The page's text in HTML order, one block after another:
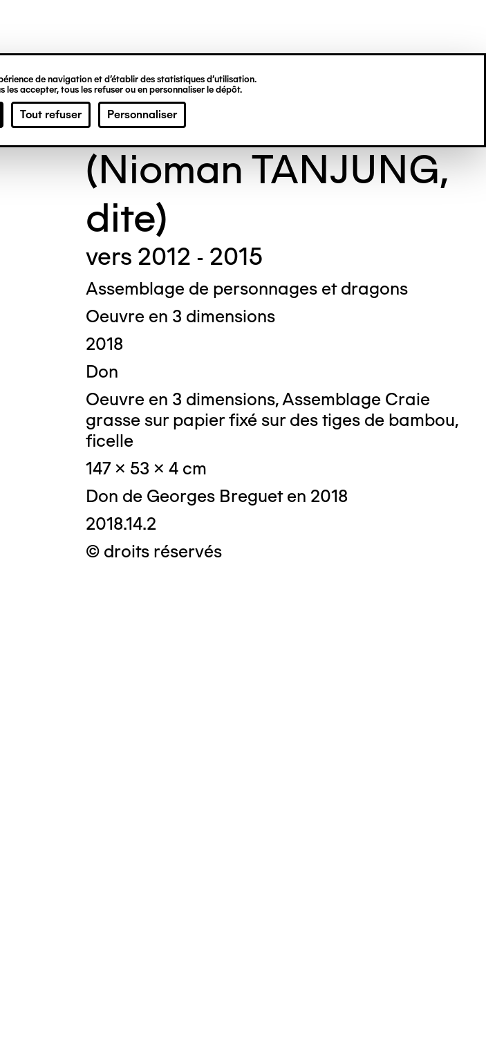
de navigation et d’établir des statistiques d’utilisation.
accepter, tous les refuser ou en personnaliser le dépôt.
Tout refuser Personnaliser
NI TANJUNG
(Nioman TANJUNG,
dite)
vers 2012 - 2015
Assemblage de personnages et dragons
Oeuvre en 3 dimensions
2018
Don
Oeuvre en 3 dimensions, Assemblage Craie
grasse sur papier fixé sur des tiges de bambou,
ficelle
147 x 53 x 4 cm
Don de Georges Breguet en 2018
2018.14.2
© droits réservés